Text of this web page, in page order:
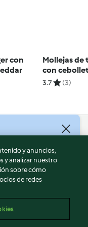
con
Mollejas de
con
3.7 (3)
y anuncios,
y analizar nuestro
sobre cómo
de redes